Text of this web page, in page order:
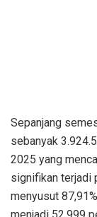
Sepanjang
sebanyak
2025 yang
signifikan terjadi
menyusut